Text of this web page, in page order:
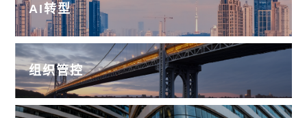
AI转型
组织管控